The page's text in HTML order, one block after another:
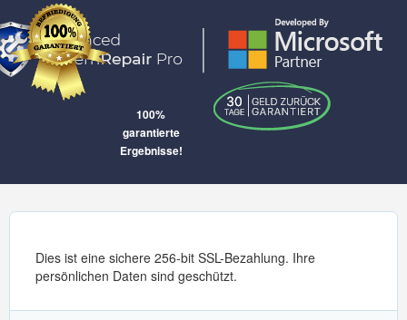
100%
garantierte
Ergebnisse!
Dies ist eine sichere 256-bit SSL-Bezahlung. Ihre
persönlichen Daten sind geschützt.